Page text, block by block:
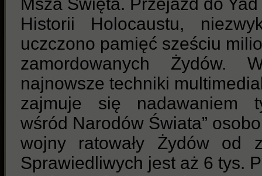
Msza Święta. Przejazd do
Historii Holocaustu,
uczczono pamięć sześciu
zamordowanych Żydów.
najnowsze techniki
zajmuje się nadawaniem
wśród Narodów Świata”
wojny ratowały Żydów od
Sprawiedliwych jest aż 6 tys.